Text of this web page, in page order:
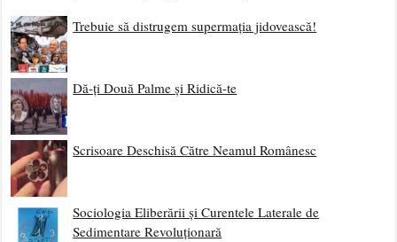
Trebuie să distrugem supermația jidovească!
Dă-ți Două Palme și Ridică-te
Scrisoare Deschisă Către Neamul Românesc
Sociologia Eliberării și Curentele Laterale de
Sedimentare Revoluționară